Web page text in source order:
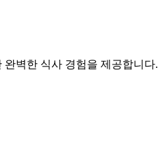
벽한 식사 경험을 제공합니다.